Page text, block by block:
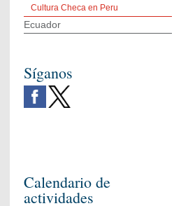
Cultura Checa en Peru
Ecuador
Síganos
Calendario de
actividades